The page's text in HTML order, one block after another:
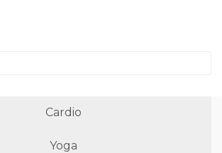
Cardio
Yoga